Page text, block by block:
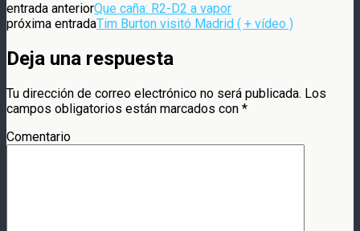
entrada anteriorQue caña: R2-D2 a vapor
próxima entradaTim Burton visitó Madrid ( + vídeo )
Deja una respuesta
Tu dirección de correo electrónico no será publicada. Los
campos obligatorios están marcados con *
Comentario